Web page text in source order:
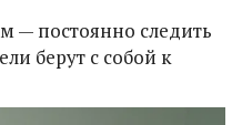
— постоянно следить
берут с собой к